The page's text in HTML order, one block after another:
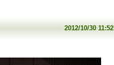
2012/10/30 11:52